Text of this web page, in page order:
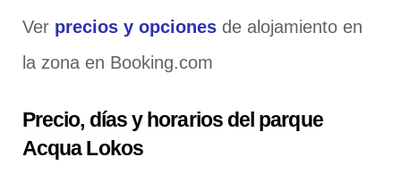
Ver precios y opciones de alojamiento en
la zona en Booking.com
Precio, días y horarios del parque
Acqua Lokos